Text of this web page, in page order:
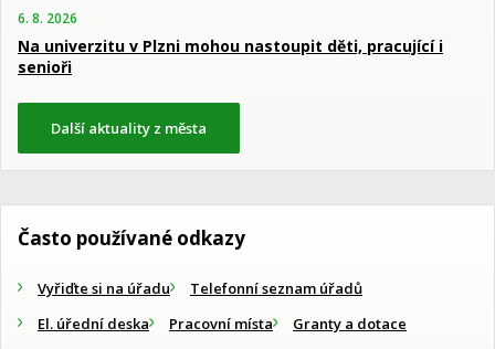
6. 8. 2026
Na univerzitu v Plzni mohou nastoupit děti, pracující i
senioři
Další aktuality z města
Často používané odkazy
Vyřiďte si na úřadu
Telefonní seznam úřadů
El. úřední deska
Pracovní místa
Granty a dotace